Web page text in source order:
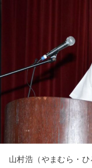
山村浩（やまむら・